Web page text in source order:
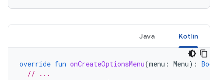
Kotlin
Java
override fun onCreateOptionsMenu(menu : Menu):
// ...